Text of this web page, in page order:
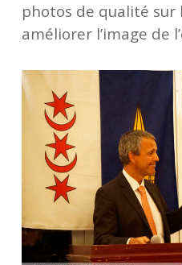
photos de qualité sur
améliorer l’image de